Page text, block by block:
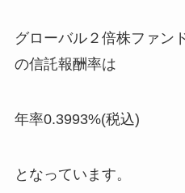
グローバル２倍株ファン
の信託報酬率は
年率0.3993%(税込)
となっています。